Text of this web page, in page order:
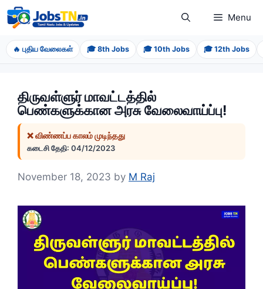
Skip
to
content
Menu
🔥 புதிய வேலைகள் 🎓 8th Jobs 🎓 10th Jobs 🎓 12th Jobs
திருவள்ளுர்‌ மாவட்டத்தில்‌
பெண்களுக்கான அரசு வேலைவாய்ப்பு!
❌ விண்ணப்ப காலம் முடிந்தது
கடைசி தேதி: 04/12/2023
November 18, 2023 by M Raj